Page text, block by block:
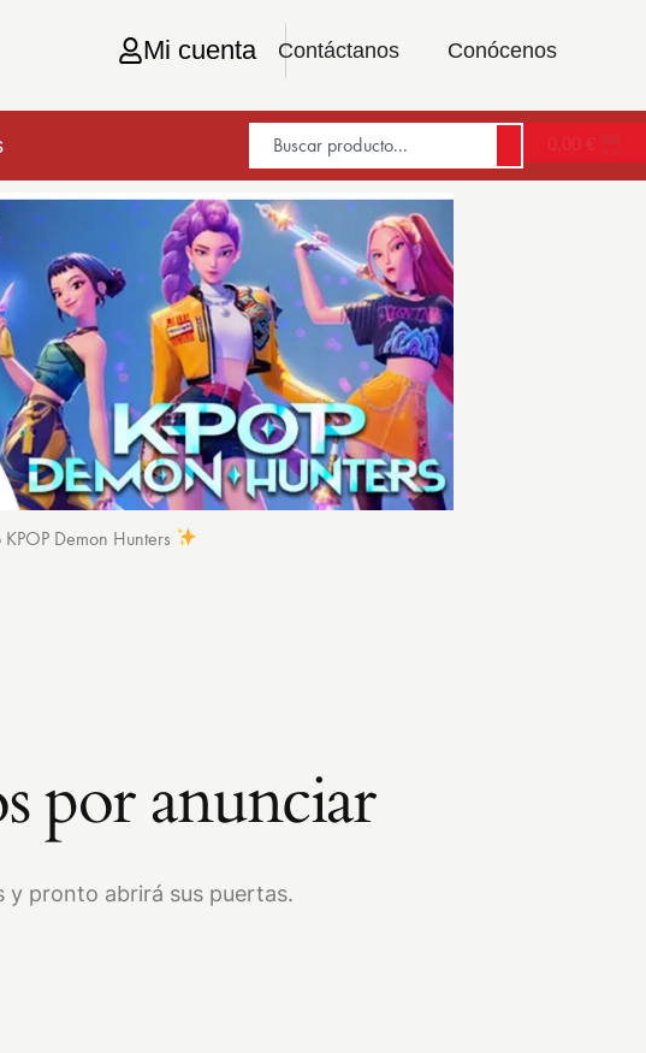
Contáctanos Conócenos
Mi cuenta
0,00 €
Demon Hunters
por anunciar
y pronto abrirá sus puertas.